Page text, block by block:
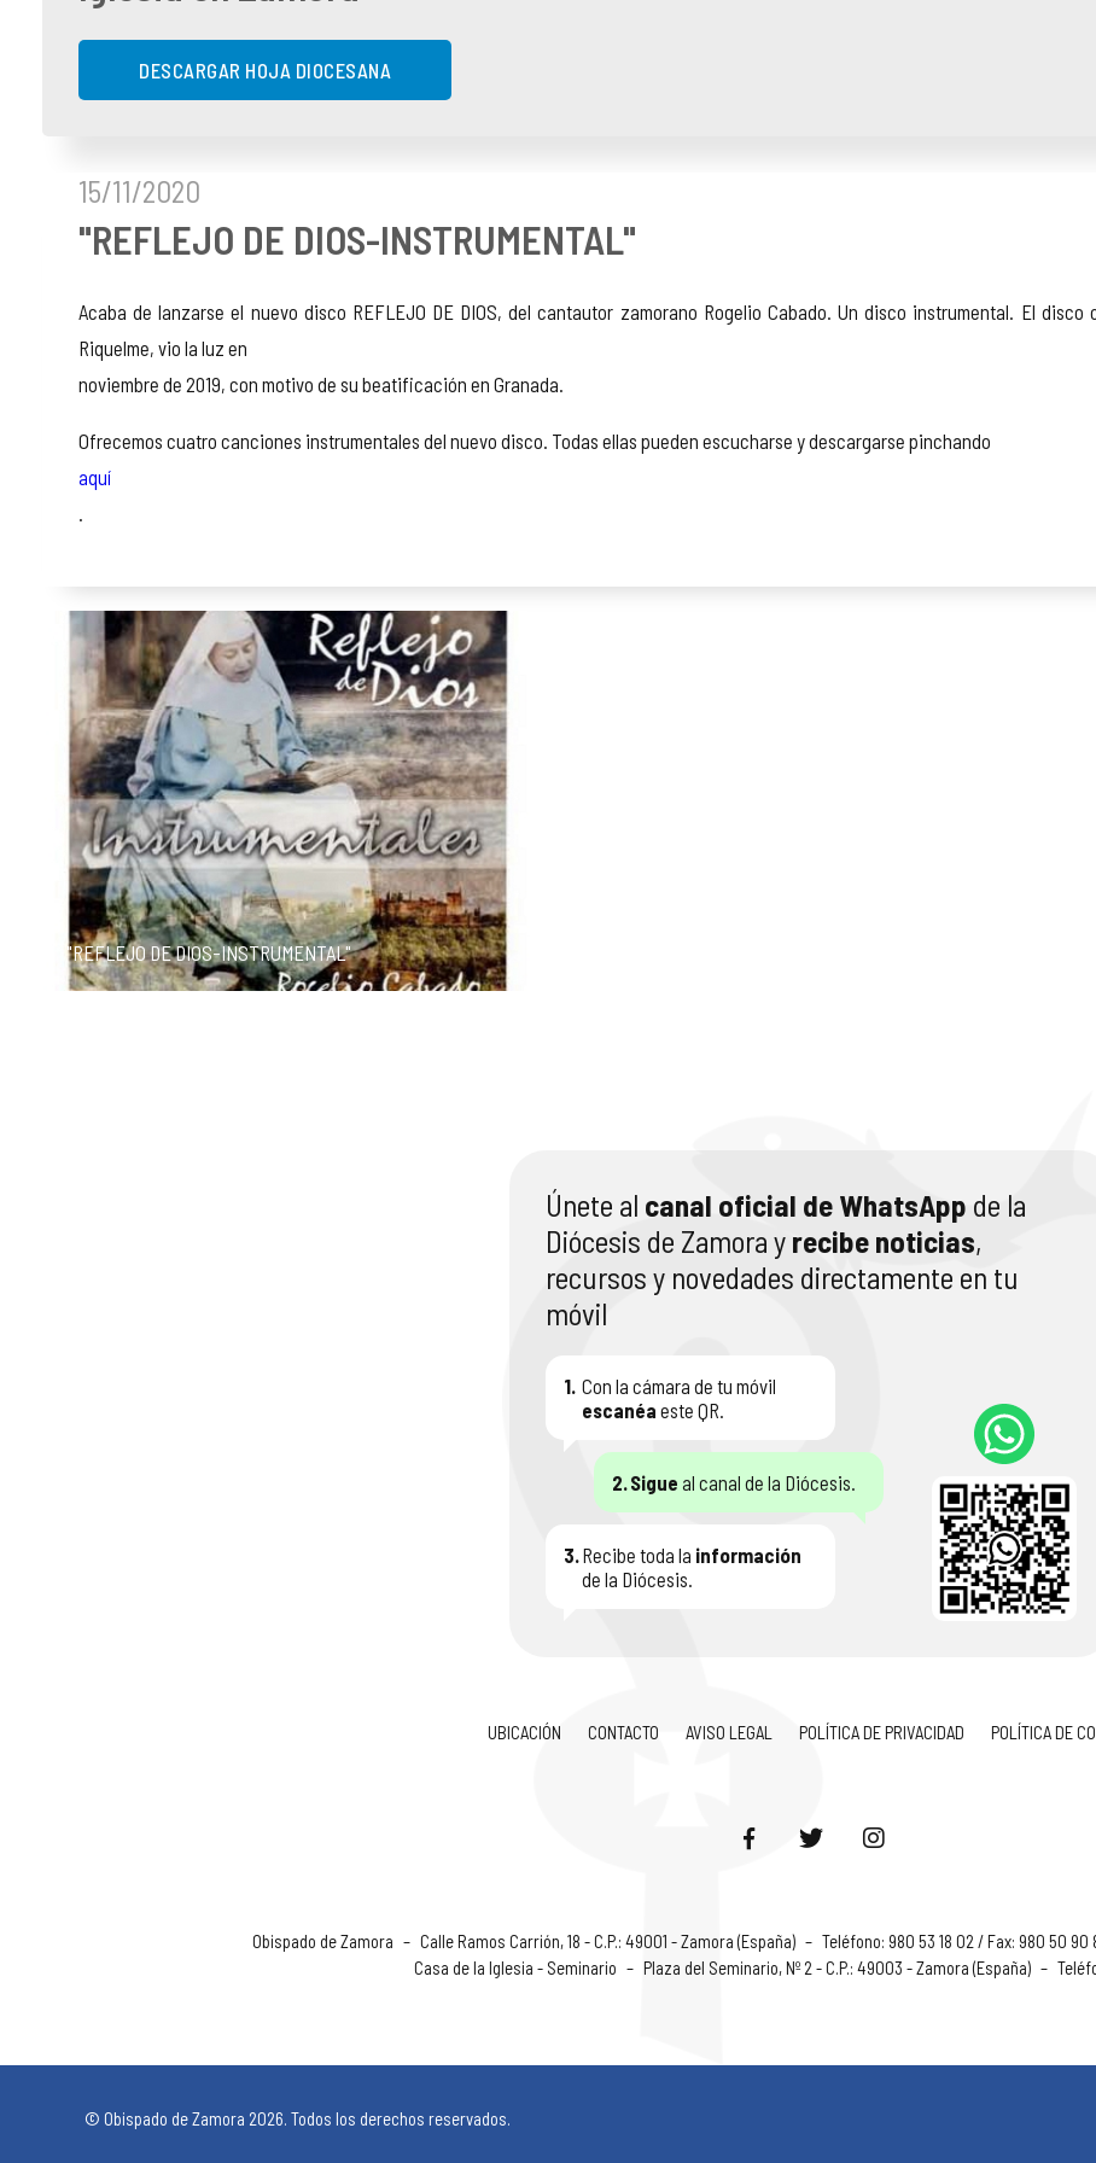
DESCARGAR HOJA DIOCESANA
15/11/2020
"REFLEJO DE DIOS-INSTRUMENTAL"
Acaba de lanzarse el nuevo disco REFLEJO DE DIOS, del cantautor zamorano Rogelio Cabado. Un disco instrumental. El
Riquelme, vio la luz en
noviembre de 2019, con motivo de su beatificación en Granada.
Ofrecemos cuatro canciones instrumentales del nuevo disco. Todas ellas pueden escucharse y descargarse pinchando
aquí
"REFLEJO DE DIOS-INSTRUMENTAL"
Únete al canal oficial de WhatsApp de la
Diócesis de Zamora y recibe noticias,
recursos y novedades directamente en tu
móvil
1. Con la cámara de tu móvil
escanéa este QR.
2.Sigue al canal de la Diócesis.
3.Recibe toda la información
de la Diócesis.
UBICACIÓN CONTACTO AVISO LEGAL POLÍTICA DE PRIVACIDAD POLÍTICA DE
Obispado de Zamora – Calle Ramos Carrión, 18 - C.P.: 49001 - Zamora (España) – Teléfono: 980 53 18 02 / Fax: 980 50 90
Casa de la Iglesia - Seminario – Plaza del Seminario, Nº 2 - C.P.: 49003 - Zamora (España) –
© Obispado de Zamora 2026. Todos los derechos reservados.
COMPLIANCE
DOCTRINA DE LA IGLESIA
RENDICIÓN CUENTAS ENTIDADES RELIGIOSAS
PASTORAL SAMARITANA
CENTROS SOCIALES
VIDA CONSAGRADA
IMÁGENES
VÍDEOS